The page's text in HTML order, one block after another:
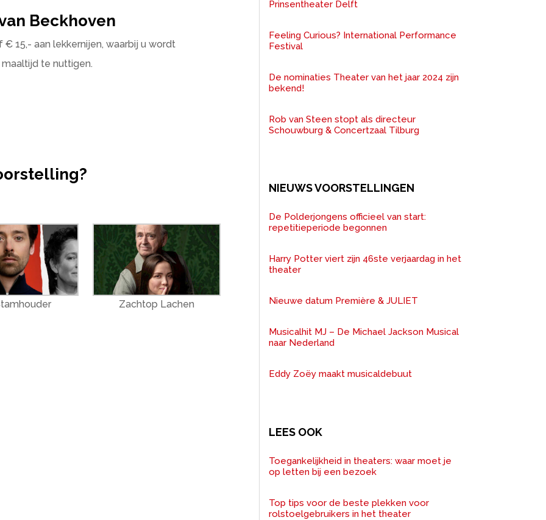
Beckhoven
15,- aan lekkernijen, waarbij u wordt
te nuttigen.
Zachtop Lachen
Prinsentheater Delft
Feeling Curious? International Performance
Festival
De nominaties Theater van het jaar 2024 zijn
bekend!
Rob van Steen stopt als directeur
Schouwburg & Concertzaal Tilburg
NIEUWS VOORSTELLINGEN
De Polderjongens officieel van start:
repetitieperiode begonnen
Harry Potter viert zijn 46ste verjaardag in het
theater
Nieuwe datum Première & JULIET
Musicalhit MJ – De Michael Jackson Musical
naar Nederland
Eddy Zoëy maakt musicaldebuut
LEES OOK
Toegankelijkheid in theaters: waar moet je
op letten bij een bezoek
Top tips voor de beste plekken voor
rolstoelgebruikers in het theater